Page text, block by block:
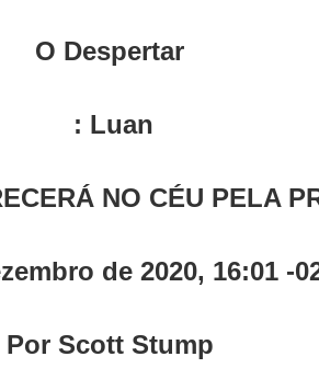
O Despertar
: Luan
NO CÉU PELA
de 2020, 16:01 -
Por Scott Stump